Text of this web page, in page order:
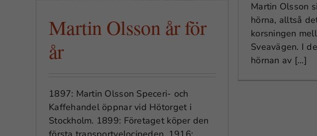
Martin Olsson
hörna, alltså
korsningen
Sveavägen. I
hörnan av [...]
Martin Olsson år för
år
1897: Martin Olsson Speceri- och
Kaffehandel öppnar vid Hötorget i
Stockholm. 1899: Företaget köper den